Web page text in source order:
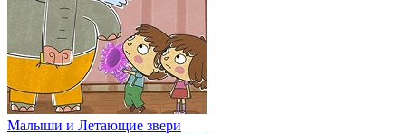
Малыши и Летающие звери